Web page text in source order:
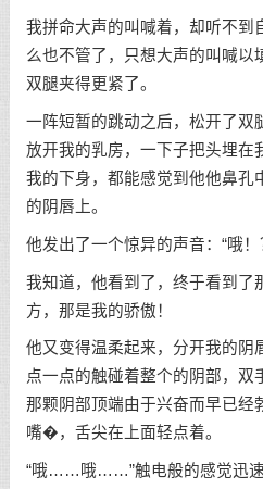
我拼命大声的叫喊着，却听不到
么也不管了，只想大声的叫喊以
双腿夹得更紧了。
一阵短暂的跳动之后，松开了双
放开我的乳房，一下子把头埋在
我的下身，都能感觉到他他鼻孔
的阴唇上。
他发出了一个惊异的声音：“哦！
我知道，他看到了，终于看到了
方，那是我的骄傲！
他又变得温柔起来，分开我的阴
点一点的触碰着整个的阴部，双
那颗阴部顶端由于兴奋而早已经
嘴�，舌尖在上面轻点着。
“哦……哦……”触电般的感觉迅速